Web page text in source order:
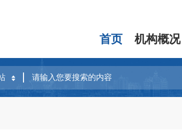
首页 机构概况